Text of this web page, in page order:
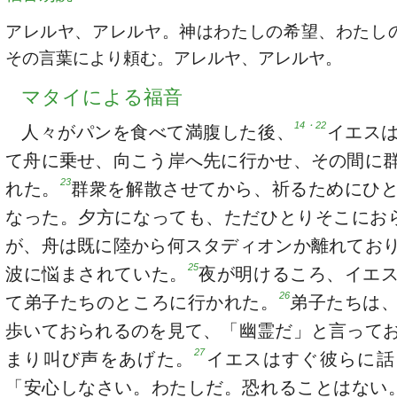
アレルヤ、アレルヤ。神はわたしの希望、わたし
その言葉により頼む。アレルヤ、アレルヤ。
マタイによる福音
人々がパンを食べて満腹した後、14・22 イエス
て舟に乗せ、向こう岸へ先に行かせ、その間に
れた。
23群衆を解散させてから、祈るためにひ
なった。夕方になっても、ただひとりそこにお
が、舟は既に陸から何スタディオンか離れてお
波に悩まされていた。
25夜が明けるころ、イエ
て弟子たちのところに行かれた。
26弟子たちは
歩いておられるのを見て、「幽霊だ」と言って
まり叫び声をあげた。27 イエスはすぐ彼らに
「安心しなさい。わたしだ。恐れることはない